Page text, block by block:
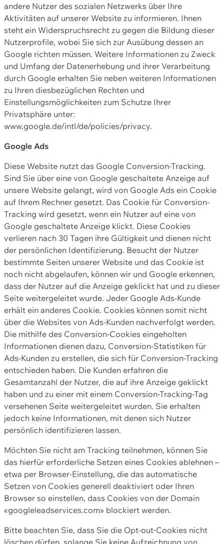
andere Nutzer des sozialen Netzwerks über Ihre
Aktivitäten auf unserer Website zu informieren. Ihnen
steht ein Widerspruchsrecht zu gegen die Bildung dieser
Nutzerprofile, wobei Sie sich zur Ausübung dessen an
Google richten müssen. Weitere Informationen zu Zweck
und Umfang der Datenerhebung und ihrer Verarbeitung
durch Google erhalten Sie neben weiteren Informationen
zu Ihren diesbezüglichen Rechten und
Einstellungsmöglichkeiten zum Schutze Ihrer
Privatsphäre unter:
www.google.de/intl/de/policies/privacy.
Google Ads
Diese Website nutzt das Google Conversion-Tracking.
Sind Sie über eine von Google geschaltete Anzeige auf
unsere Website gelangt, wird von Google Ads ein Cookie
auf Ihrem Rechner gesetzt. Das Cookie für Conversion-
Tracking wird gesetzt, wenn ein Nutzer auf eine von
Google geschaltete Anzeige klickt. Diese Cookies
verlieren nach 30 Tagen ihre Gültigkeit und dienen nicht
der persönlichen Identifizierung. Besucht der Nutzer
bestimmte Seiten unserer Website und das Cookie ist
noch nicht abgelaufen, können wir und Google erkennen,
dass der Nutzer auf die Anzeige geklickt hat und zu dieser
Seite weitergeleitet wurde. Jeder Google Ads-Kunde
erhält ein anderes Cookie. Cookies können somit nicht
über die Websites von Ads-Kunden nachverfolgt werden.
Die mithilfe des Conversion-Cookies eingeholten
Informationen dienen dazu, Conversion-Statistiken für
Ads-Kunden zu erstellen, die sich für Conversion-Tracking
entschieden haben. Die Kunden erfahren die
Gesamtanzahl der Nutzer, die auf ihre Anzeige geklickt
haben und zu einer mit einem Conversion-Tracking-Tag
versehenen Seite weitergeleitet wurden. Sie erhalten
jedoch keine Informationen, mit denen sich Nutzer
persönlich identifizieren lassen.
Möchten Sie nicht am Tracking teilnehmen, können Sie
das hierfür erforderliche Setzen eines Cookies ablehnen –
etwa per Browser-Einstellung, die das automatische
Setzen von Cookies generell deaktiviert oder Ihren
Browser so einstellen, dass Cookies von der Domain
«googleleadservices.com» blockiert werden.
Bitte beachten Sie, dass Sie die Opt-out-Cookies nicht